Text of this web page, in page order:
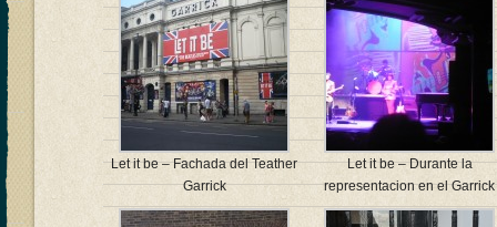
Let it be – Fachada del Teather
Garrick
Let it be – Durante la
representacion en el Garrick